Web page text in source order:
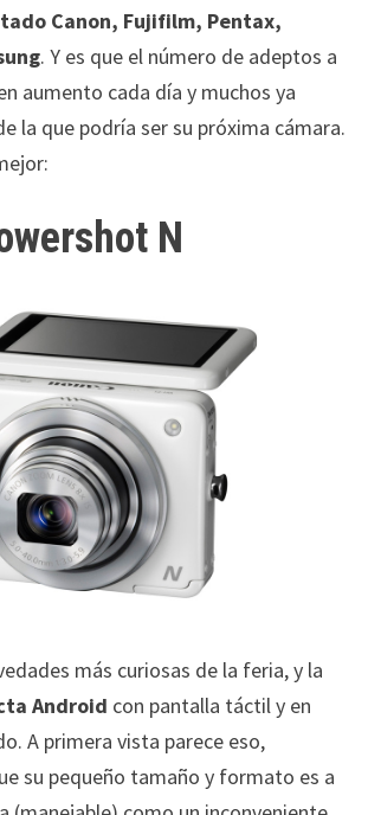
Canon, Fujifilm, Pentax,
. Y es que el número de adeptos a
aumento cada día y muchos ya
la que podría ser su próxima cámara.
N
más curiosas de la feria, y la
Android con pantalla táctil y en
A primera vista parece eso,
su pequeño tamaño y formato es a